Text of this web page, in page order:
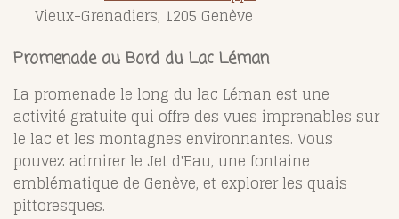
Vieux-Grenadiers, 1205 Genève
Promenade au Bord du Lac Léman
La promenade le long du lac Léman est une
activité gratuite qui offre des vues imprenables sur
le lac et les montagnes environnantes. Vous
pouvez admirer le Jet d'Eau, une fontaine
emblématique de Genève, et explorer les quais
pittoresques.